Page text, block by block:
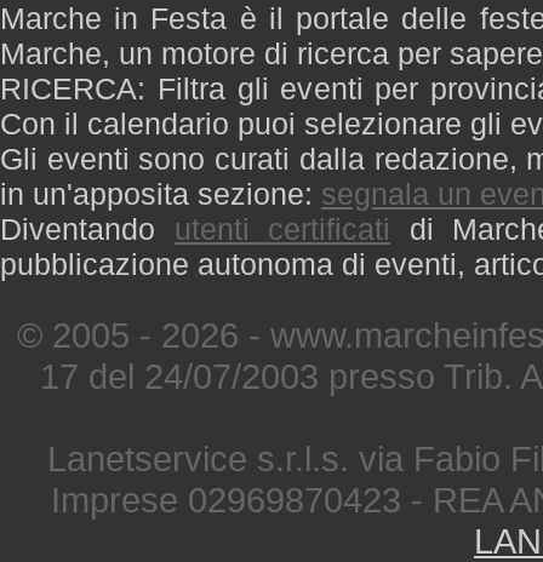
Marche in Festa è il portale delle
Marche, un motore di ricerca per
RICERCA: Filtra gli eventi per
Con il calendario puoi selezionare gli
Gli eventi sono curati dalla redazione,
in un'apposita sezione: segnala un
Diventando utenti certificati di
pubblicazione autonoma di eventi,
© 2005 - 2026 -
17 del 24/07/2003 presso Trib.
Lanetservice s.r.l.s. via Fabio
Imprese 02969870423 - REA